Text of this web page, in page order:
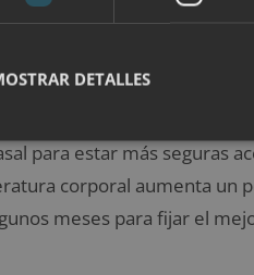
el desarrollo del
de tu flujo vaginal y tu
para estar más seguras
corporal aumenta un
meses para fijar el
DETALLES